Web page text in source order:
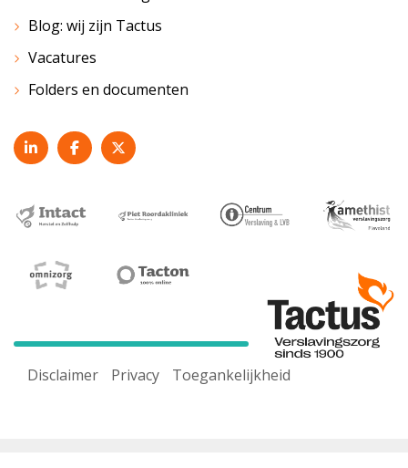
Blog: wij zijn Tactus
Vacatures
Folders en documenten
Disclaimer Privacy Toegankelijkheid